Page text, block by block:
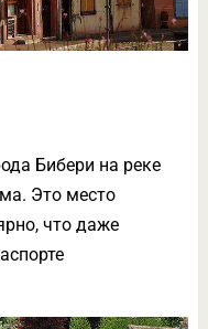
Бибери на реке
Это место
что даже